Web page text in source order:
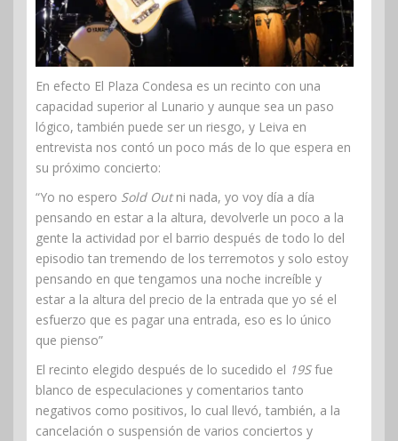
En efecto El Plaza Condesa es un recinto con una
capacidad superior al Lunario y aunque sea un paso
lógico, también puede ser un riesgo, y Leiva en
entrevista nos contó un poco más de lo que espera en
su próximo concierto:
“Yo no espero Sold Outni nada, yo voy día a día
pensando en estar a la altura, devolverle un poco a la
gente la actividad por el barrio después de todo lo del
episodio tan tremendo de los terremotos y solo estoy
pensando en que tengamos una noche increíble y
estar a la altura del precio de la entrada que yo sé el
esfuerzo que es pagar una entrada, eso es lo único
que pienso”
El recinto elegido después de lo sucedido el 19Sfue
blanco de especulaciones y comentarios tanto
negativos como positivos, lo cual llevó, también, a la
cancelación o suspensión de varios conciertos y